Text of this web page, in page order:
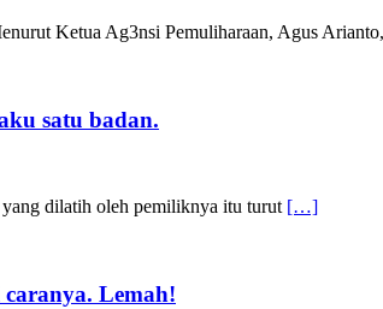
Ketua Ag3nsi Pemuliharaan, Agus
satu badan.
dilatih oleh pemiliknya itu turut […]
Lemah!